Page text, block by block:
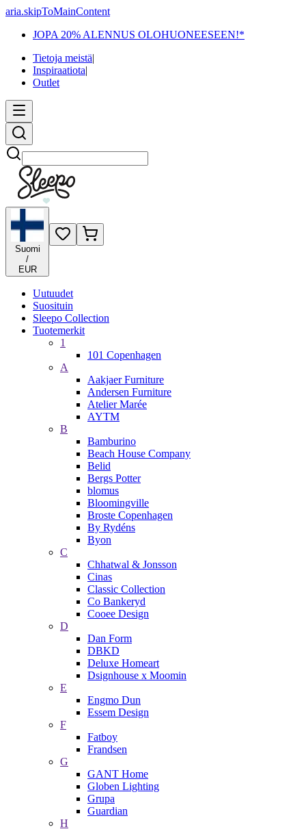
aria.skipToMainContent
JOPA 20% ALENNUS OLOHUONEESEEN!*
Tietoja meistä|
Inspiraatiota|
Outlet
Etsi
Suomi
/
EUR
Uutuudet
Suosituin
Sleepo Collection
Tuotemerkit
1
101 Copenhagen
A
Aakjaer Furniture
Andersen Furniture
Atelier Marée
AYTM
B
Bamburino
Beach House Company
Belid
Bergs Potter
blomus
Bloomingville
Broste Copenhagen
By Rydéns
Byon
C
Chhatwal & Jonsson
Cinas
Classic Collection
Co Bankeryd
Cooee Design
D
Dan Form
DBKD
Deluxe Homeart
Dsignhouse x Moomin
E
Engmo Dun
Essem Design
F
Fatboy
Frandsen
G
GANT Home
Globen Lighting
Grupa
Guardian
H